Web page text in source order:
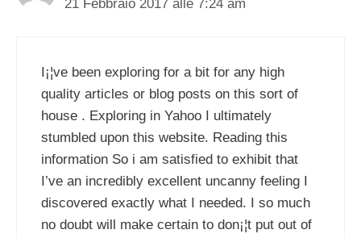
21 Febbraio 2017 alle 7:24 am
I¡¦ve been exploring for a bit for any high
quality articles or blog posts on this sort of
house . Exploring in Yahoo I ultimately
stumbled upon this website. Reading this
information So i am satisfied to exhibit that
I’ve an incredibly excellent uncanny feeling I
discovered exactly what I needed. I so much
no doubt will make certain to don¡¦t put out of